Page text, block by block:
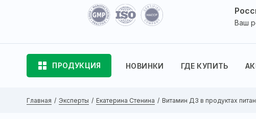
Ваш
ПРОДУКЦИЯ НОВИНКИ ГДЕ КУПИТЬ
Главная Эксперты Екатерина Стенина Витамин Д3 в продуктах